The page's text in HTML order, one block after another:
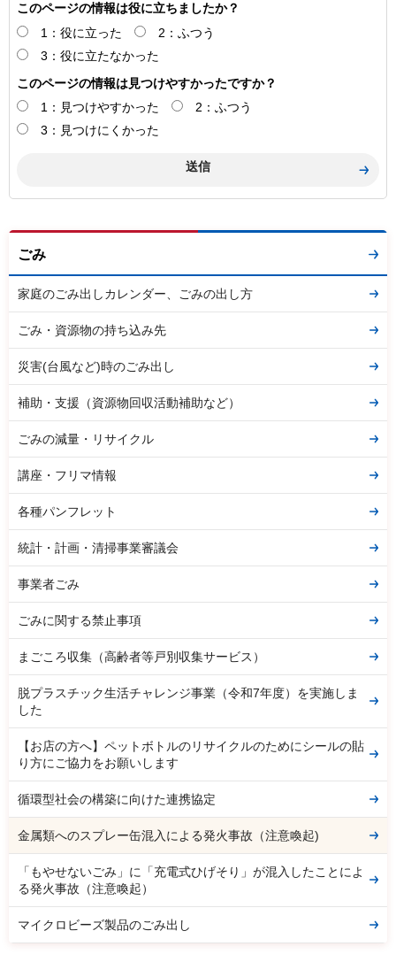
このページの情報は役に立ちましたか？
1：役に立った
2：ふつう
3：役に立たなかった
このページの情報は見つけやすかったですか？
1：見つけやすかった
2：ふつう
3：見つけにくかった
ごみ
家庭のごみ出しカレンダー、ごみの出し方
ごみ・資源物の持ち込み先
災害(台風など)時のごみ出し
補助・支援（資源物回収活動補助など）
ごみの減量・リサイクル
講座・フリマ情報
各種パンフレット
統計・計画・清掃事業審議会
事業者ごみ
ごみに関する禁止事項
まごころ収集（高齢者等戸別収集サービス）
脱プラスチック生活チャレンジ事業（令和7年度）を実施しま
した
【お店の方へ】ペットボトルのリサイクルのためにシールの貼
り方にご協力をお願いします
循環型社会の構築に向けた連携協定
金属類へのスプレー缶混入による発火事故（注意喚起)
「もやせないごみ」に「充電式ひげそり」が混入したことによ
る発火事故（注意喚起）
マイクロビーズ製品のごみ出し